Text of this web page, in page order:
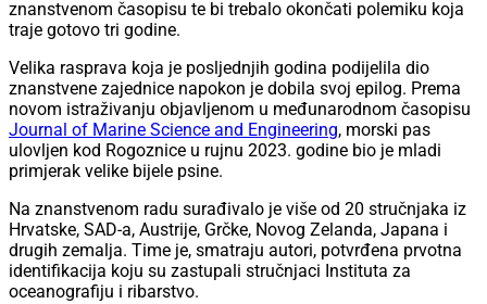
znanstvenom časopisu te bi trebalo okončati polemiku koja
traje gotovo tri godine.
Velika rasprava koja je posljednjih godina podijelila dio
znanstvene zajednice napokon je dobila svoj epilog. Prema
novom istraživanju objavljenom u međunarodnom časopisu
Journal of Marine Science and Engineering, morski pas
ulovljen kod Rogoznice u rujnu 2023. godine bio je mladi
primjerak velike bijele psine.
Na znanstvenom radu surađivalo je više od 20 stručnjaka iz
Hrvatske, SAD-a, Austrije, Grčke, Novog Zelanda, Japana i
drugih zemalja. Time je, smatraju autori, potvrđena prvotna
identifikacija koju su zastupali stručnjaci Instituta za
oceanografiju i ribarstvo.